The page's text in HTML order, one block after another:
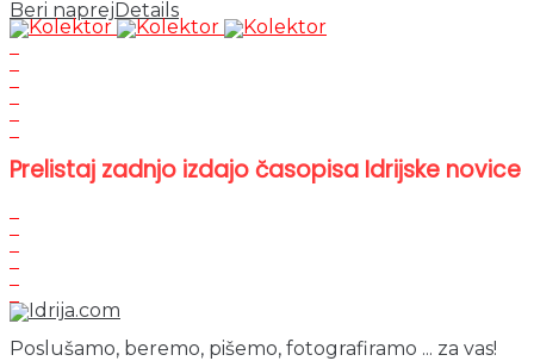
Beri naprej Details
Prelistaj zadnjo izdajo časopisa Idrijske novice
Poslušamo, beremo, pišemo, fotografiramo ... za vas!